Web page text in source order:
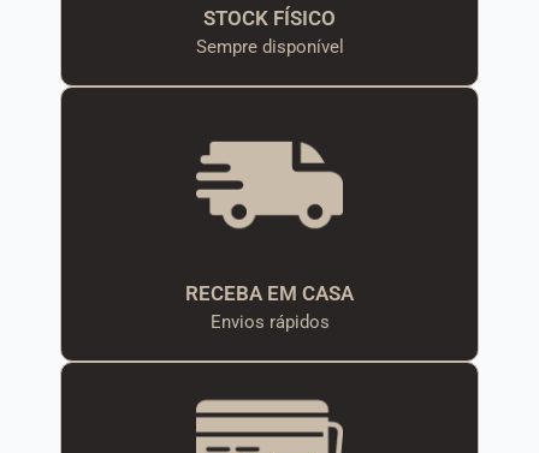
STOCK FÍSICO
Sempre disponível
RECEBA EM CASA
Envios rápidos